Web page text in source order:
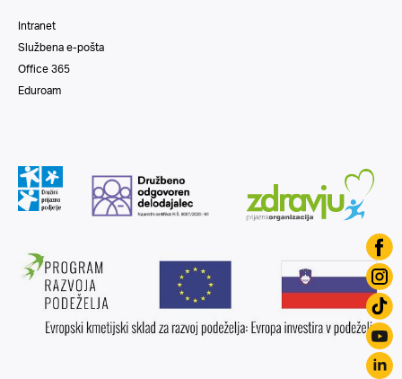
Intranet
Službena e-pošta
Office 365
Eduroam